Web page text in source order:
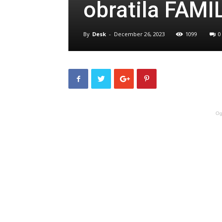
obratila
By Desk - December 26, 2023 1099 0